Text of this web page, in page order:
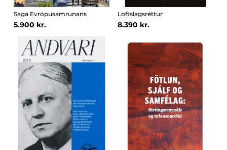
Saga Evrópusamrunans
5.900 kr.
Loftslagsréttur
8.390 kr.